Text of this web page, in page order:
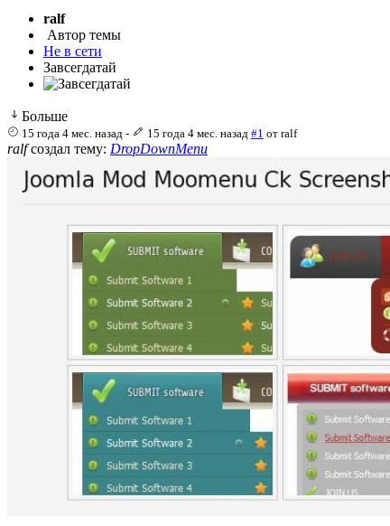
ralf
Автор темы
Не в сети
Завсегдатай
Больше
15 года 4 мес. назад - 15 года 4 мес. назад #1 от ralf
ralfсоздал тему: DropDownMenu